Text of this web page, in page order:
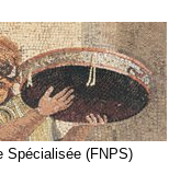
Spécialisée (FNPS)